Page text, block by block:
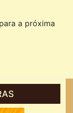
a próxima